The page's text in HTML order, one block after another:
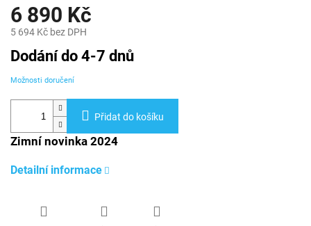
6 890 Kč
5 694 Kč bez DPH
Měrná
cena:
Dodání do 4-7 dnů
Možnosti doručení
Přidat do košíku
Zimní novinka 2024
Detailní informace